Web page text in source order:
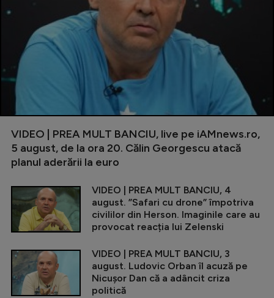
VIDEO | PREA MULT BANCIU, live pe iAMnews.ro,
5 august, de la ora 20. Călin Georgescu atacă
planul aderării la euro
VIDEO | PREA MULT BANCIU, 4
august. ”Safari cu drone” împotriva
civililor din Herson. Imaginile care au
provocat reacția lui Zelenski
VIDEO | PREA MULT BANCIU, 3
august. Ludovic Orban îl acuză pe
Nicușor Dan că a adâncit criza
politică